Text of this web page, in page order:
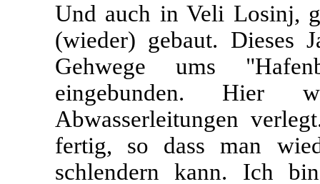
Und auch in Veli Losinj,
(wieder) gebaut. Dieses
Gehwege ums
eingebunden. Hier
Abwasserleitungen
fertig, so dass man
schlendern kann. Ich